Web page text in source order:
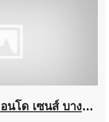
ขายคอนโดใหม่ ดีคอนโด เซนส์ บางแสน ชลบุรี ใกล้ ม.บูรพา พร้อมอยู่ แต่งครบ โทร 0931681685